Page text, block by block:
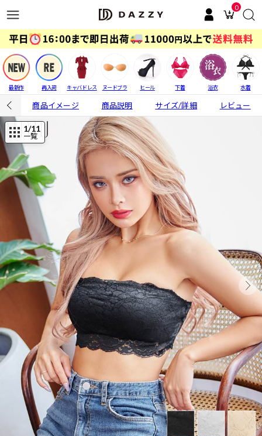
0
最新作 再入荷 キャバドレス ヌードブラ ヒール 下着 浴衣 水着
商品イメージ 商品説明 サイズ/詳細 レビュー
1/11
一覧